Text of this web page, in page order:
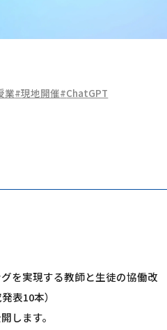
業 現地開催 ChatGPT
を実現する教師と生徒の協働改
表10本）
します。